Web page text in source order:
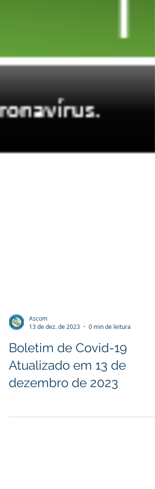
Ascom
13 de dez. de 2023
0 min de leitura
Boletim de Covid-19
Atualizado em 13 de